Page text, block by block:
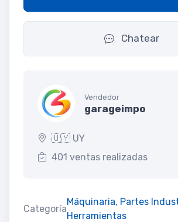
Chatear
Vendedor
garageimpo
🇺🇾 UY
401 ventas realizadas
Categoría
Máquinaria, Partes
Herramientas